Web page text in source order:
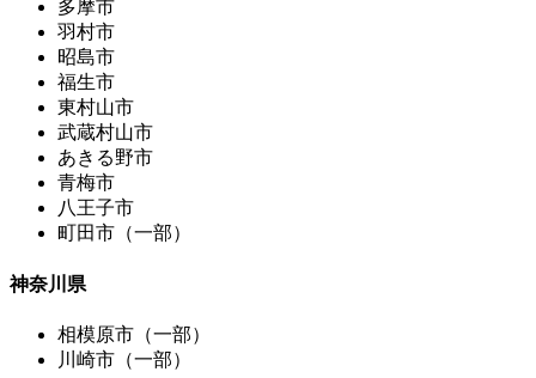
多摩市
羽村市
昭島市
福生市
東村山市
武蔵村山市
あきる野市
青梅市
八王子市
町田市（一部）
神奈川県
相模原市（一部）
川崎市（一部）